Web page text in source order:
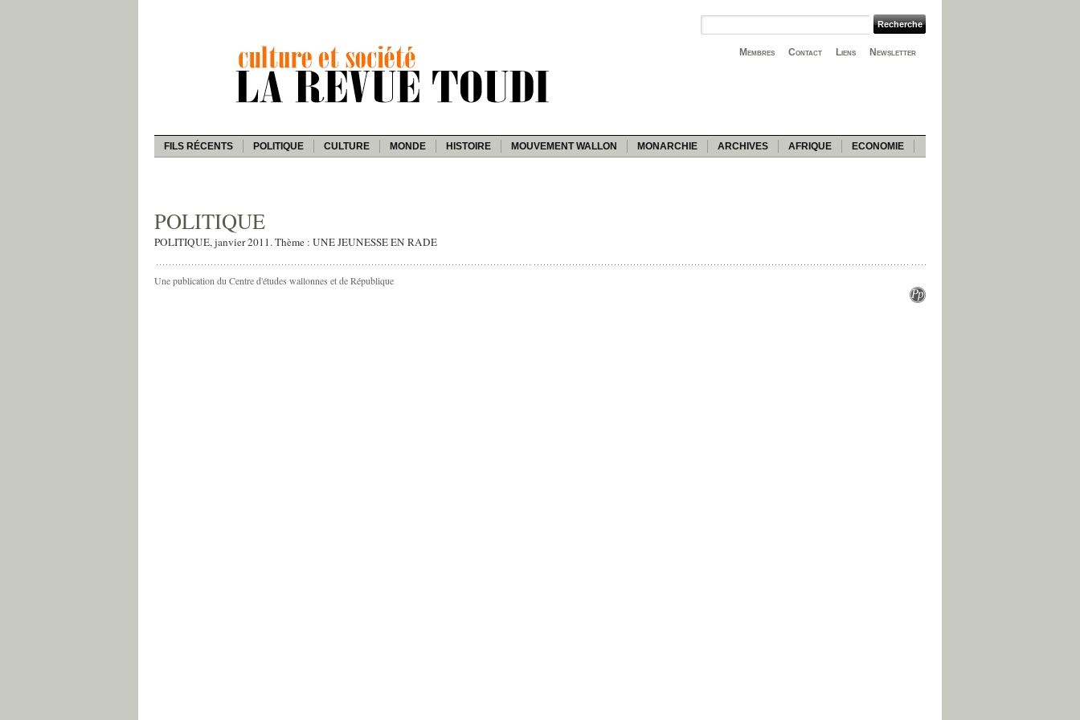
Newsletter
Liens
Contact
Membres
FILS RÉCENTS POLITIQUE CULTURE MONDE HISTOIRE MOUVEMENT WALLON MONARCHIE ARCHIVES AFRIQUE ECONOMIE
POLITIQUE
POLITIQUE, janvier 2011. Thème : UNE JEUNESSE EN RADE
Une publication du Centre d'études wallonnes et de République